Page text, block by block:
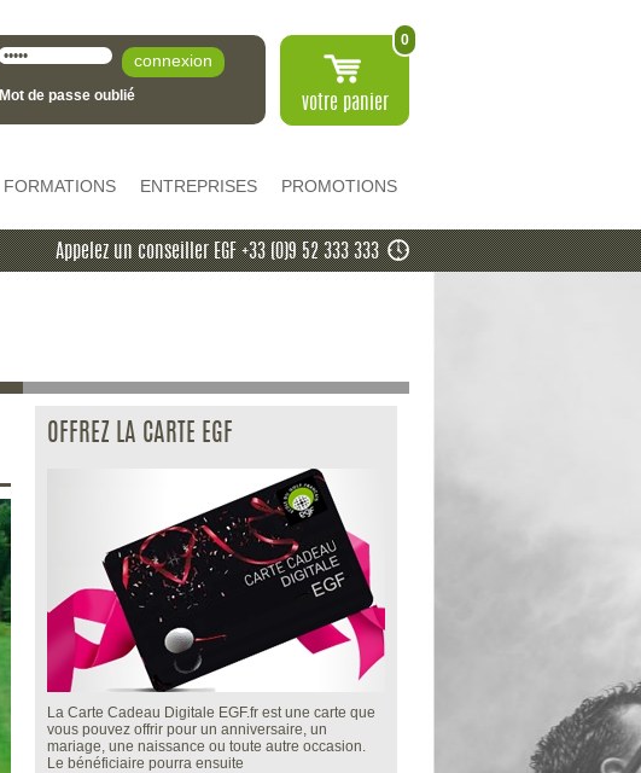
Mot de passe oublié votre panier
0
FORMATIONS ENTREPRISES PROMOTIONS
Appelez un conseiller EGF +33 (0)9 52 333 333
OFFREZ LA CARTE EGF
La Carte Cadeau Digitale EGF.fr est une carte que
vous pouvez offrir pour un anniversaire, un
mariage, une naissance ou toute autre occasion.
Le bénéficiaire pourra ensuite